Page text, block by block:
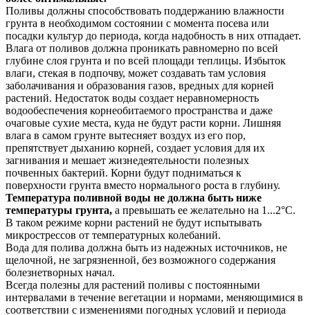
Поливы должны способствовать поддержанию влажности
грунта в необходимом состоянии с момента посева или
посадки культур до периода, когда надобность в них отпадает.
Влага от поливов должна проникать равномерно по всей
глубине слоя грунта и по всей площади теплицы. Избыток
влаги, стекая в подпочву, может создавать там условия
заболачивания и образования газов, вредных для корней
растений. Недостаток воды создает неравномерность
водообеспечения корнеобитаемого пространства и даже
очаговые сухие места, куда не будут расти корни. Лишняя
влага в самом грунте вытесняет воздух из его пор,
препятствует дыханию корней, создает условия для их
загнивания и мешает жизнедеятельности полезных
почвенных бактерий. Корни будут подниматься к
поверхности грунта вместо нормального роста в глубину.
Температура поливной воды не должна быть ниже
температуры грунта, а превышать ее желательно на 1...2°C.
В таком режиме корни растений не будут испытывать
микрострессов от температурных колебаний.
Вода для полива должна быть из надежных источников, не
щелочной, не загрязненной, без возможного содержания
болезнетворных начал.
Всегда полезны для растений поливы с постоянными
интервалами в течение вегетации и нормами, меняющимися в
соответствии с изменениями погодных условий и периода